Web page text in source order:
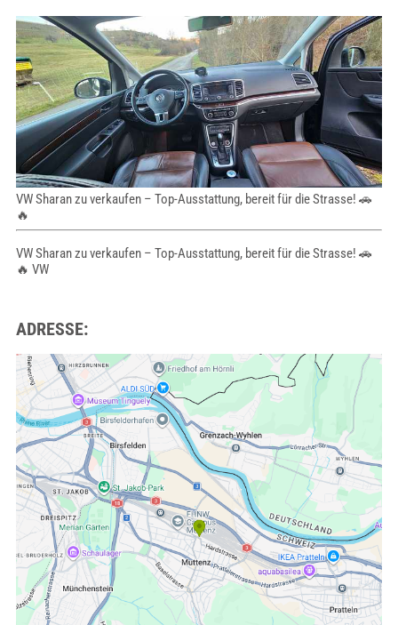
VW Sharan zu verkaufen – Top-Ausstattung, bereit für die Strasse! 🚗
🔥
VW Sharan zu verkaufen – Top-Ausstattung, bereit für die Strasse! 🚗
🔥 VW
ADRESSE: